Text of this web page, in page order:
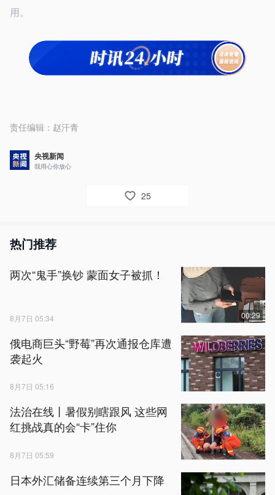
用。
责任编辑： 赵汗青
央视新闻
我用心你放心
25
热门推荐
两次“鬼手”换钞 蒙面女子被抓！
8月7日 05:34 00:29
俄电商巨头“野莓”再次通报仓库遭
袭起火
8月7日 05:16
法治在线丨暑假别瞎跟风 这些网
红挑战真的会“卡”住你
8月7日 05:59
日本外汇储备连续第三个月下降